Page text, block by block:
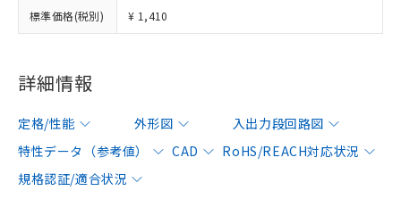
標準価格(税別) ¥ 1,410
詳細情報
定格/性能 外形図
入出力段回路図
特性データ（参考値）
CAD
RoHS/REACH対応状況
規格認証/適合状況